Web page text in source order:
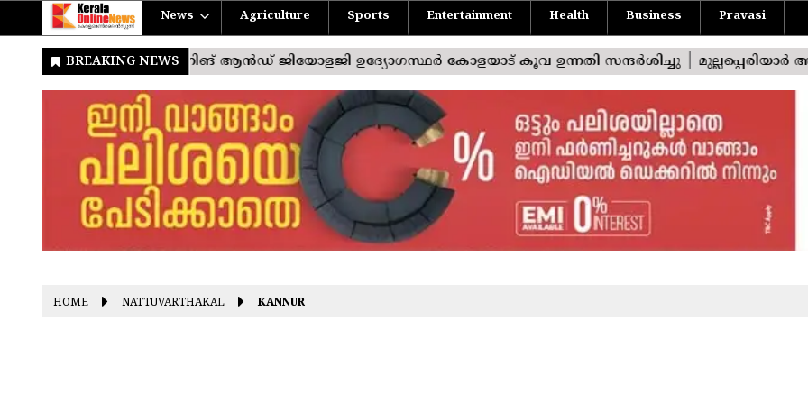
News Agriculture Sports Entertainment Health Business Pravasi
HOME NATTUVARTHAKAL KANNUR